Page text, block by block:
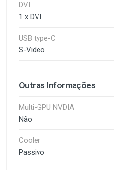
DVI
1 x DVI
USB type-C
S-Video
Outras Informações
Multi-GPU NVDIA
Não
Cooler
Passivo